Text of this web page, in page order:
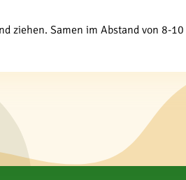
ziehen. Samen im Abstand von 8-